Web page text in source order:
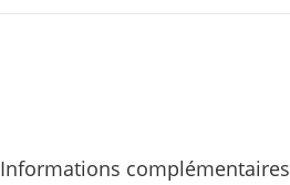
Informations complémentaires